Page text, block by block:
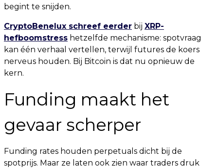
begint te snijden.
CryptoBenelux schreef eerder bij XRP-
hefboomstress hetzelfde mechanisme: spotvraag
kan één verhaal vertellen, terwijl futures de koers
nerveus houden. Bij Bitcoin is dat nu opnieuw de
kern.
Funding maakt het
gevaar scherper
Funding rates houden perpetuals dicht bij de
spotprijs. Maar ze laten ook zien waar traders druk